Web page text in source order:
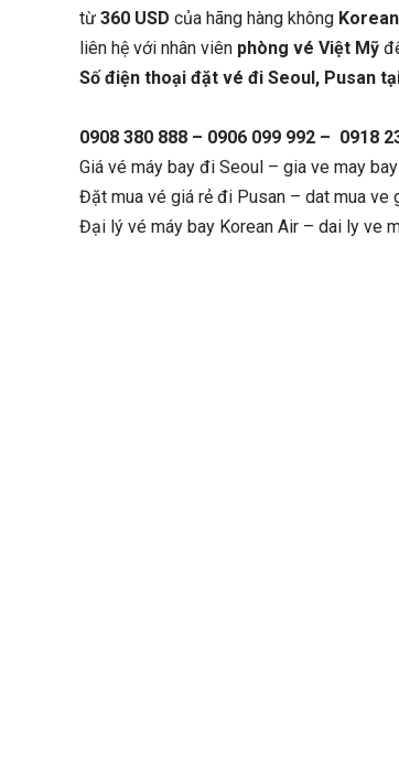
từ 360 USD của hãng hàng không
liên hệ với nhân viên phòng vé Việt Mỹ
Số điện thoại đặt vé đi Seoul, Pusan
0908 380 888 – 0906 099 992 – 0918
Giá vé máy bay đi Seoul – gia ve may
Đặt mua vé giá rẻ đi Pusan – dat mua ve
Đại lý vé máy bay Korean Air – dai ly ve